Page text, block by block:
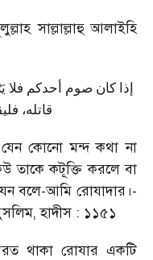
সাল্লাল্লাহু আলাইহি
إذا كان صوم أحدكم
قاتله،
কোনো মন্দ কথা না
তাকে কটূক্তি করলে বা
বলে-আমি রোযাদার।-
হাদীস : ১১৫১
থাকা রোযার একটি